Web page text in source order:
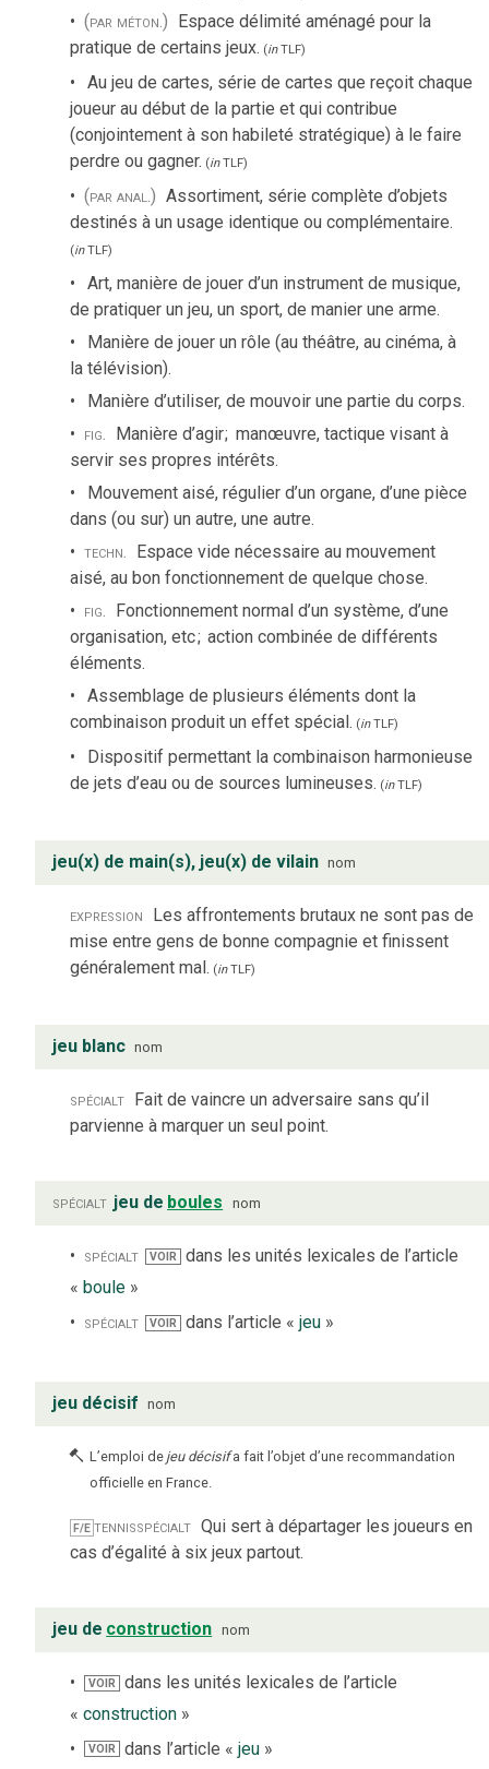
(par méton.) Espace délimité aménagé pour la
pratique de certains jeux. (inTLF)
Au jeu de cartes, série de cartes que reçoit chaque
joueur au début de la partie et qui contribue
(conjointement à son habileté stratégique) à le faire
perdre ou gagner. (inTLF)
(par anal.) Assortiment, série complète d’objets
destinés à un usage identique ou complémentaire.
(inTLF)
Art, manière de jouer d’un instrument de musique,
de pratiquer un jeu, un sport, de manier une arme.
Manière de jouer un rôle (au théâtre, au cinéma, à
la télévision).
Manière d’utiliser, de mouvoir une partie du corps.
fig. Manière d’agir; manœuvre, tactique visant à
servir ses propres intérêts.
Mouvement aisé, régulier d’un organe, d’une pièce
dans (ou sur) un autre, une autre.
techn. Espace vide nécessaire au mouvement
aisé, au bon fonctionnement de quelque chose.
fig. Fonctionnement normal d’un système, d’une
organisation, etc; action combinée de différents
éléments.
Assemblage de plusieurs éléments dont la
combinaison produit un effet spécial. (inTLF)
Dispositif permettant la combinaison harmonieuse
de jets d’eau ou de sources lumineuses. (inTLF)
jeu(x) de main(s), jeu(x) de vilain nom
expression Les affrontements brutaux ne sont pas de
mise entre gens de bonne compagnie et finissent
généralement mal. (inTLF)
jeu blanc nom
spécialt Fait de vaincre un adversaire sans qu’il
parvienne à marquer un seul point.
spécialt jeu de boules nom
spécialt VOIR dans les unités lexicales de l’article
« boule »
spécialt
VOIR dans l’article « jeu»
jeu décisif nom
L’emploi de jeu décisifa fait l’objet d’une recommandation
officielle en France.
F/E tennisspécialt Qui sert à départager les joueurs en
cas d’égalité à six jeux partout.
jeu de construction nom
VOIR
dans les unités lexicales de l’article
« construction »
VOIR dans l’article «jeu »